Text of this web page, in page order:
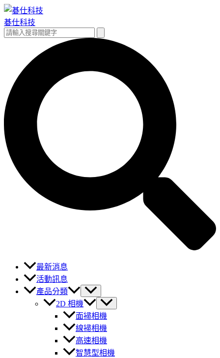
跳
至
主
碁仕科技
搜
最新消息
活動訊息
產品分類
2D 相機
面掃相機
線掃相機
高速相機
智慧型相機